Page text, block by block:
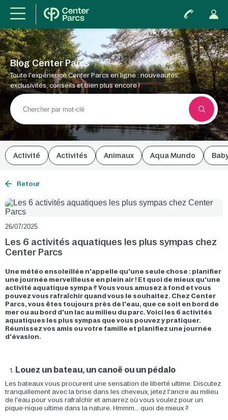
Blog Center Parcs
Toute l'expérience Center Parcs en ligne : nouveautés,
exclusivités, conseils et bien plus encore !
Activité Activités Animaux Aqua Mundo
Retour
26/07/2025
Les 6 activités aquatiques les plus sympas chez
Center Parcs
Une météo ensoleillée n'appelle qu'une seule chose : planifier
une journée merveilleuse en plein air ! Et quoi de mieux qu'une
activité aquatique sympa ? Vous vous amusez à fond et vous
pouvez vous rafraîchir quand vous le souhaitez. Chez Center
Parcs, vous êtes toujours près de l'eau, que ce soit en bord de
mer ou au bord d'un lac au milieu du parc. Voici les 6 activités
aquatiques les plus sympas que vous pouvez y pratiquer.
Réunissez vos amis ou votre famille et planifiez une journée
d'évasion.
Louez un bateau, un canoë ou un pédalo
Les bateaux vous procurent une sensation de liberté ultime. Discutez
tranquillement avec la brise dans les cheveux, jetez l'ancre au milieu
de l'eau pour vous rafraîchir et amarrez où vous voulez pour un
pique-nique ultime dans la nature. Hmmm... quoi de mieux ?